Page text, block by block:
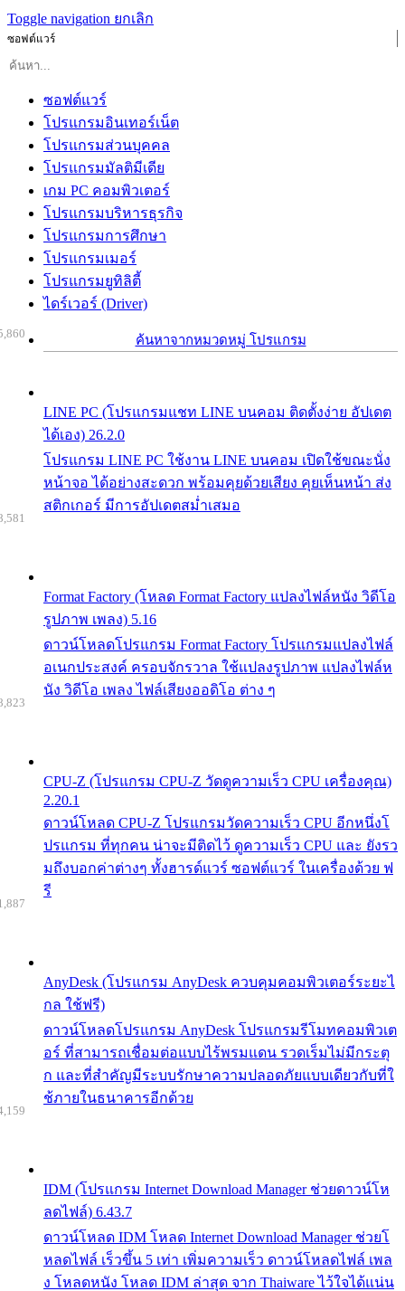
Toggle navigation ยกเลิก
ซอฟต์แวร์
ซอฟต์แวร์
โปรแกรมอินเทอร์เน็ต
โปรแกรมส่วนบุคคล
โปรแกรมมัลติมีเดีย
เกม PC คอมพิวเตอร์
โปรแกรมบริหารธุรกิจ
โปรแกรมการศึกษา
โปรแกรมเมอร์
โปรแกรมยูทิลิตี้
ไดร์เวอร์ (Driver)
ค้นหาจากหมวดหมู่ โปรแกรม
LINE PC (โปรแกรมแชท LINE บนคอม ติดตั้งง่าย อัปเดต
ได้เอง) 26.2.0
โปรแกรม LINE PC ใช้งาน LINE บนคอม เปิดใช้ขณะนั่ง
หน้าจอ ได้อย่างสะดวก พร้อมคุยด้วยเสียง คุยเห็นหน้า ส่ง
สติกเกอร์ มีการอัปเดตสม่ำเสมอ
Format Factory (โหลด Format Factory แปลงไฟล์หนัง วิดีโอ
รูปภาพ เพลง) 5.16
ดาวน์โหลดโปรแกรม Format Factory โปรแกรมแปลงไฟล์
อเนกประสงค์ ครอบจักรวาล ใช้แปลงรูปภาพ แปลงไฟล์ห
นัง วิดีโอ เพลง ไฟล์เสียงออดิโอ ต่าง ๆ
CPU-Z (โปรแกรม CPU-Z วัดดูความเร็ว CPU เครื่องคุณ)
2.20.1
ดาวน์โหลด CPU-Z โปรแกรมวัดความเร็ว CPU อีกหนึ่งโ
ปรแกรม ที่ทุกคน น่าจะมีติดไว้ ดูความเร็ว CPU และ ยังรว
มถึงบอกค่าต่างๆ ทั้งฮารด์แวร์ ซอฟต์แวร์ ในเครื่องด้วย ฟ
รี
AnyDesk (โปรแกรม AnyDesk ควบคุมคอมพิวเตอร์ระยะไ
กล ใช้ฟรี)
ดาวน์โหลดโปรแกรม AnyDesk โปรแกรมรีโมทคอมพิวเต
อร์ ที่สามารถเชื่อมต่อแบบไร้พรมแดน รวดเร็มไม่มีกระตุ
ก และที่สำคัญมีระบบรักษาความปลอดภัยแบบเดียวกับที่ใ
ช้ภายในธนาคารอีกด้วย
IDM (โปรแกรม Internet Download Manager ช่วยดาวน์โห
ลดไฟล์) 6.43.7
ดาวน์โหลด IDM โหลด Internet Download Manager ช่วยโ
หลดไฟล์ เร็วขึ้น 5 เท่า เพิ่มความเร็ว ดาวน์โหลดไฟล์ เพล
ง โหลดหนัง โหลด IDM ล่าสุด จาก Thaiware ไว้ใจได้แน่น